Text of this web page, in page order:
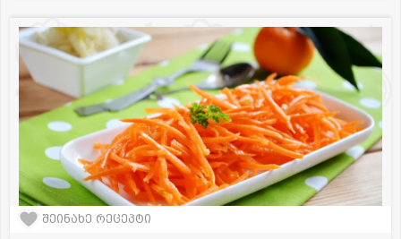
შეინახე რეცეპტი